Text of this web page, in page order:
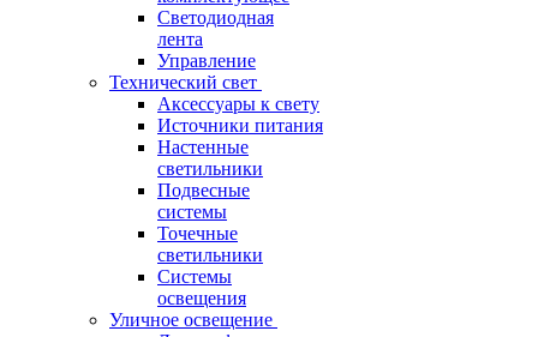
Светодиодная
лента
Управление
Технический свет
Аксессуары к свету
Источники питания
Настенные
светильники
Подвесные
системы
Точечные
светильники
Системы
освещения
Уличное освещение